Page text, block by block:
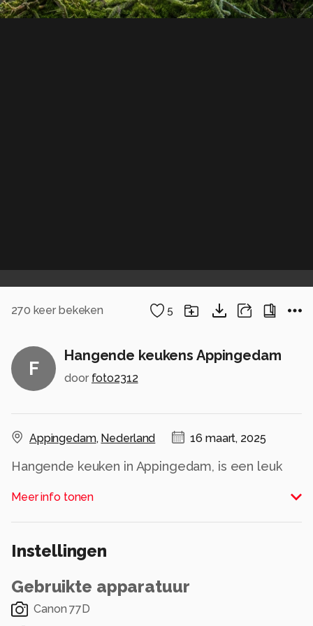
270 keer bekeken 5
F
Hangende keukens Appingedam
door foto2312
Appingedam, Nederland 16 maart, 2025
Hangende keuken in Appingedam, is een leuk
Meer info tonen
Instellingen
Gebruikte apparatuur
Canon 77D